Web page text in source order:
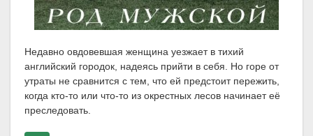
Недавно овдовевшая женщина уезжает в тихий
английский городок, надеясь прийти в себя. Но горе от
утраты не сравнится с тем, что ей предстоит пережить,
когда кто-то или что-то из окрестных лесов начинает её
преследовать.